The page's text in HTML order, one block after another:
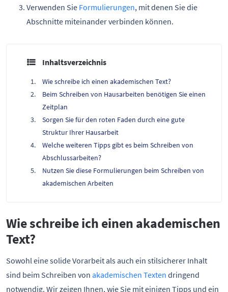
Verwenden Sie Formulierungen, mit denen Sie die
Abschnitte miteinander verbinden können.
Inhaltsverzeichnis
Wie schreibe ich einen akademischen Text?
Beim Schreiben von Hausarbeiten benötigen Sie einen
Zeitplan
Sorgen Sie für den roten Faden durch eine gute
Struktur Ihrer Hausarbeit
Welche weiteren Tipps gibt es beim Schreiben von
Abschlussarbeiten?
Nutzen Sie diese Formulierungen beim Schreiben von
akademischen Arbeiten
Wie schreibe ich einen akademischen
Text?
Sowohl eine solide Vorarbeit als auch ein stilsicherer Inhalt
sind beim Schreiben von akademischen Texten dringend
notwendig. Wir zeigen Ihnen, wie Sie mit einigen Tipps und ein